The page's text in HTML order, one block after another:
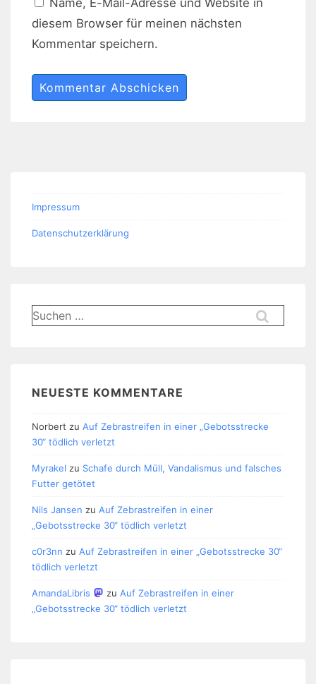
Name, E-Mail-Adresse und Website in
diesem Browser für meinen nächsten
Kommentar speichern.
Impressum
Datenschutzerklärung
Suchen
nach:
NEUESTE KOMMENTARE
Norbert zu Auf Zebrastreifen in einer „Gebotsstrecke
30“ tödlich verletzt
Myrakel zu Schafe durch Müll, Vandalismus und falsches
Futter getötet
Nils Jansen zu Auf Zebrastreifen in einer
„Gebotsstrecke 30“ tödlich verletzt
c0r3nn zu Auf Zebrastreifen in einer „Gebotsstrecke 30“
tödlich verletzt
AmandaLibris zu Auf Zebrastreifen in einer
„Gebotsstrecke 30“ tödlich verletzt